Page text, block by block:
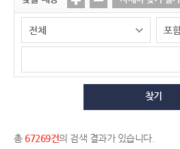
찾기
총 67269건의 검색 결과가 있습니다.